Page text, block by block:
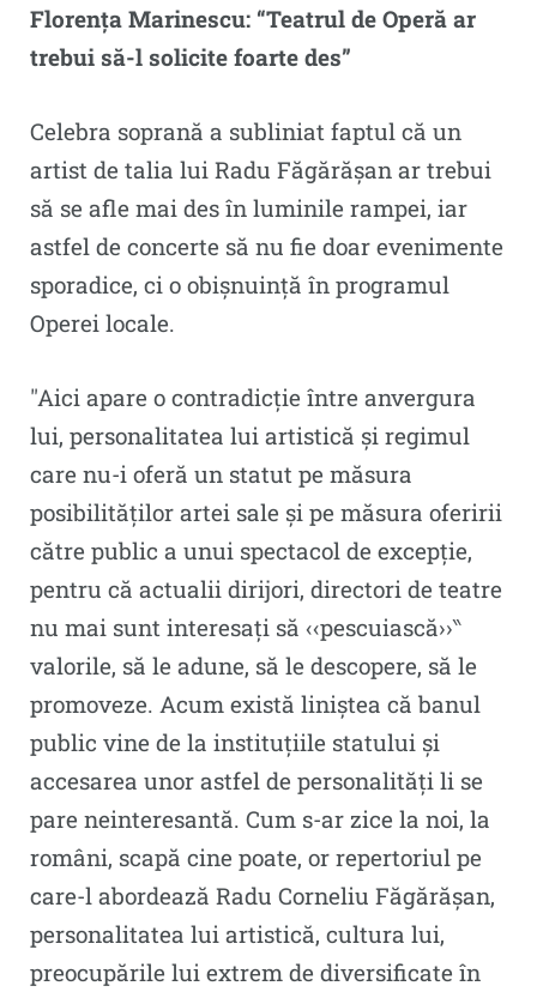
Florența Marinescu: “Teatrul de Operă ar
trebui să-l solicite foarte des”
Celebra soprană a subliniat faptul că un
artist de talia lui Radu Făgărășan ar trebui
să se afle mai des în luminile rampei, iar
astfel de concerte să nu fie doar evenimente
sporadice, ci o obișnuință în programul
Operei locale.
″Aici apare o contradicție între anvergura
lui, personalitatea lui artistică și regimul
care nu-i oferă un statut pe măsura
posibilităților artei sale și pe măsura oferirii
către public a unui spectacol de excepție,
pentru că actualii dirijori, directori de teatre
nu mai sunt interesați să ‹‹pescuiască››‶
valorile, să le adune, să le descopere, să le
promoveze. Acum există liniștea că banul
public vine de la instituțiile statului și
accesarea unor astfel de personalități li se
pare neinteresantă. Cum s-ar zice la noi, la
români, scapă cine poate, or repertoriul pe
care-l abordează Radu Corneliu Făgărășan,
personalitatea lui artistică, cultura lui,
preocupările lui extrem de diversificate în